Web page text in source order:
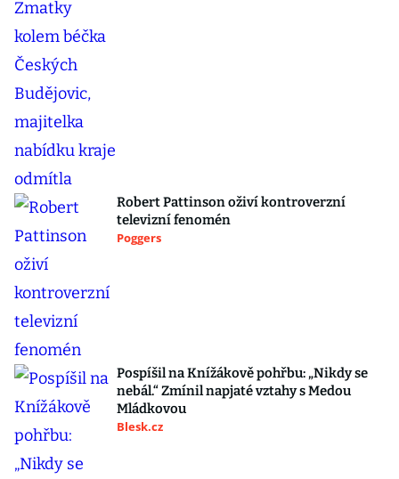
Robert Pattinson oživí kontroverzní
televizní fenomén
Poggers
Pospíšil na Knížákově pohřbu: „Nikdy se
nebál.“ Zmínil napjaté vztahy s Medou
Mládkovou
Blesk.cz